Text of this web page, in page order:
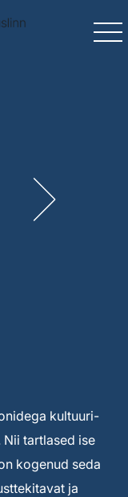
kultuuri-
Nii tartlased ise
kogenud seda
ja